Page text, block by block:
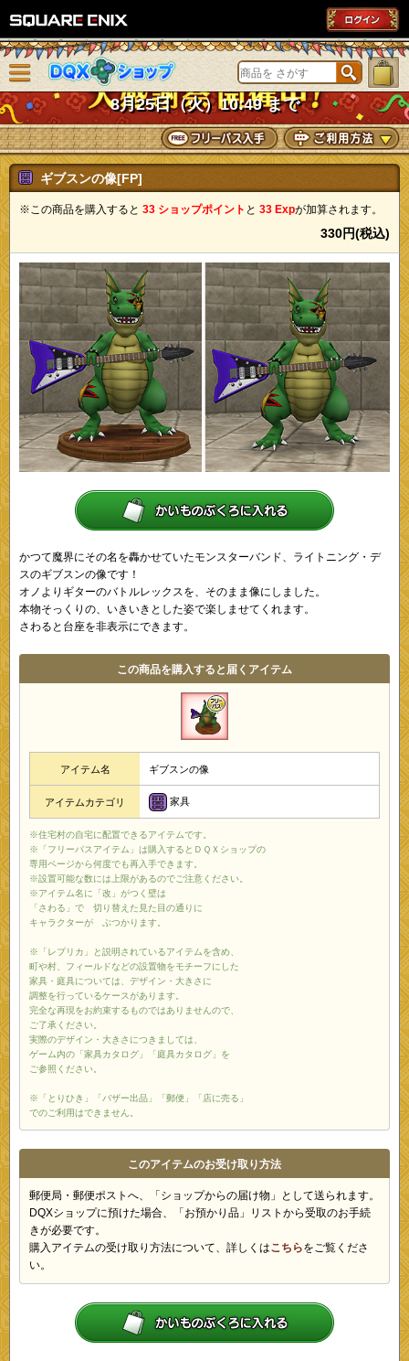
DQXショップ
8月25日（火）10:49 まで
ニューを閉じる
ギブスンの像[FP]
※この商品を購入すると 33 ショップポイント と 33 Expが加算されます。
330円(税込)
かつて魔界にその名を轟かせていたモンスターバンド、ライトニング・デ
スのギブスンの像です！
オノよりギターのバトルレックスを、そのまま像にしました。
本物そっくりの、いきいきとした姿で楽しませてくれます。
さわると台座を非表示にできます。
この商品を購入すると届くアイテム
アイテム名 ギブスンの像
アイテムカテゴリ 家具
※住宅村の自宅に配置できるアイテムです。
※「フリーパスアイテム」は購入するとＤＱＸショップの
専用ページから何度でも再入手できます。
※設置可能な数には上限があるのでご注意ください。
※アイテム名に「改」がつく壁は
「さわる」で 切り替えた見た目の通りに
キャラクターが ぶつかります。
※「レプリカ」と説明されているアイテムを含め、
町や村、フィールドなどの設置物をモチーフにした
家具・庭具については、デザイン・大きさに
調整を行っているケースがあります。
完全な再現をお約束するものではありませんので、
ご了承ください。
実際のデザイン・大きさにつきましては、
ゲーム内の「家具カタログ」「庭具カタログ」を
ご参照ください。
※「とりひき」「バザー出品」「郵便」「店に売る」
でのご利用はできません。
このアイテムのお受け取り方法
郵便局・郵便ポストへ、「ショップからの届け物」として送られます。
DQXショップに預けた場合、「お預かり品」リストから受取のお手続
きが必要です。
購入アイテムの受け取り方法について、詳しくはこちらをご覧くださ
い。